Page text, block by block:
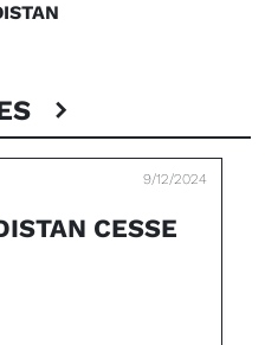
9/12/2024
CESSE